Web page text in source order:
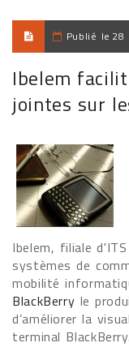
Publié le 28
Ibelem
jointes sur
Ibelem, filiale
systèmes de
mobilité
BlackBerry le
d’améliorer la
terminal BlackBerry.